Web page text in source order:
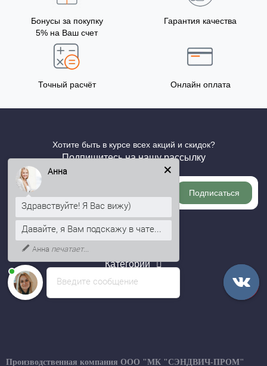
Бонусы за покупку
5% на Ваш счет
Гарантия качества
Точный расчёт Онлайн оплата
Хотите быть в курсе всех акций и скидок?
Подпишитесь на нашу рассылку
Подписаться
Информация
Категории
Личный кабинет
Производственная компания ООО "МК "СЭНДВИЧ-ПРОМ"
Введите сообщение
Анна
Здравствуйте! Я Вас вижу)
Давайте, я Вам подскажу в чате...
Анна печатает...